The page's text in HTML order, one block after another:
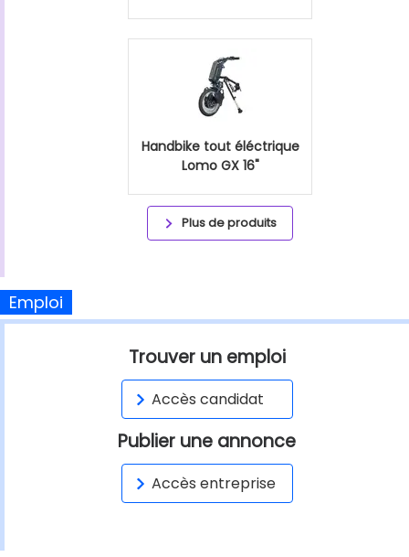
Handbike tout éléctrique
Lomo GX 16"
Plus de produits
Emploi
Trouver un emploi
Accès candidat
Publier une annonce
Accès entreprise